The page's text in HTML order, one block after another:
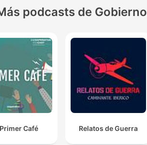
podcasts de Gobierno
Café Relatos de Guerra